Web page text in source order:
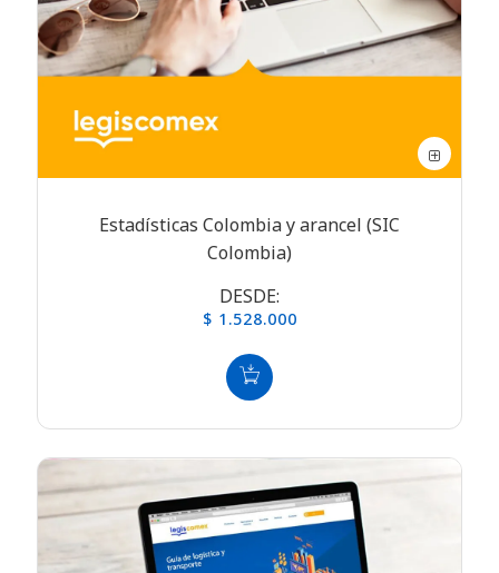
Estadísticas Colombia y arancel (SIC
Colombia)
DESDE:
$ 1.528.000